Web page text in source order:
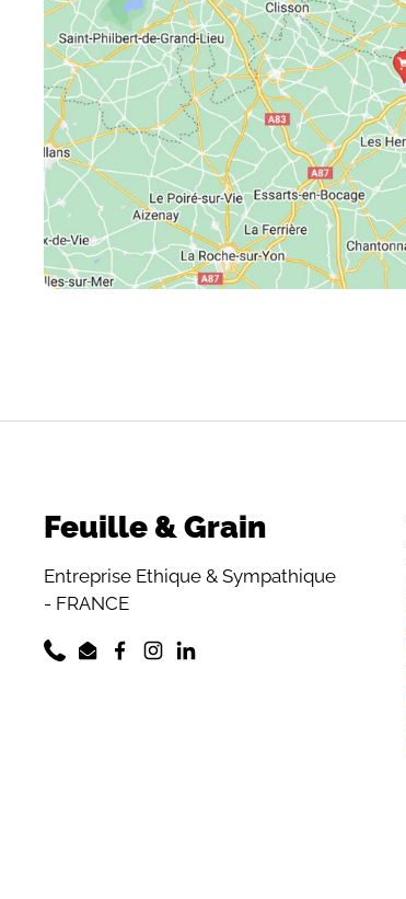
Feuille & Grain
Entreprise Ethique & Sympathique
- FRANCE
PhoneEmailFacebook
Instagram
LinkedIn